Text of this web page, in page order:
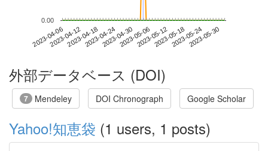
2023-04-062023-04-122023-04-182023-04-242023-04-302023-05-062023-05-122023-05-182023-05-242023-05-30
0.00
外部データベース (DOI)
7 Mendeley DOI Chronograph Google Scholar
Yahoo!知恵袋 (1 users, 1 posts)